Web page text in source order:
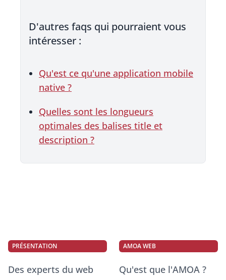
D'autres faqs qui pourraient vous
intéresser :
Qu'est ce qu'une application mobile
native ?
Quelles sont les longueurs
optimales des balises title et
description ?
PRÉSENTATION
Des experts du web
AMOA WEB
Qu'est que l'AMOA ?